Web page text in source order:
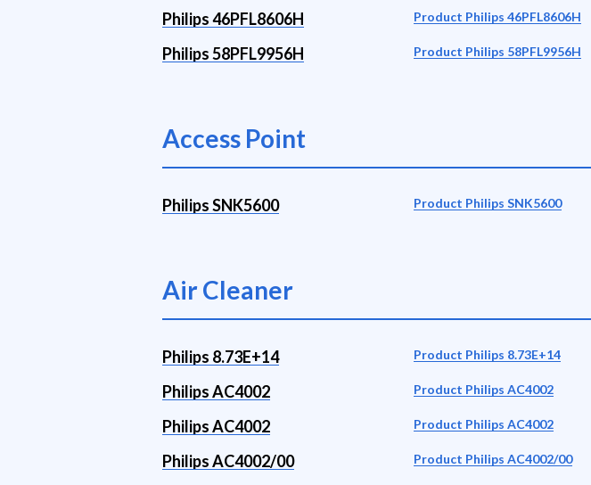
Philips 46PFL8606H Product Philips 46PFL8606H
Philips 58PFL9956H Product Philips 58PFL9956H
Access Point
Philips SNK5600 Product Philips SNK5600
Air Cleaner
Philips 8.73E+14 Product Philips 8.73E+14
Philips AC4002 Product Philips AC4002
Philips AC4002 Product Philips AC4002
Philips AC4002/00 Product Philips AC4002/00